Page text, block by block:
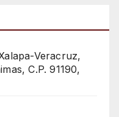
Veracruz,
C.P. 91190,